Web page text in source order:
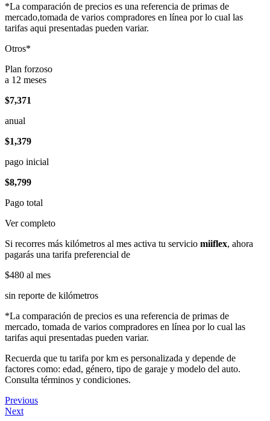
*La comparación de precios es una referencia de primas de
mercado,tomada de varios compradores en línea por lo cual las
tarifas aqui presentadas pueden variar.
Otros*
Plan forzoso
a 12 meses
$7,371
anual
$1,379
pago inicial
$8,799
Pago total
Ver completo
Si recorres más kilómetros al mes activa tu servicio miiflex, ahora
pagarás una tarifa preferencial de
$480 al mes
sin reporte de kilómetros
*La comparación de precios es una referencia de primas de
mercado, tomada de varios compradores en línea por lo cual las
tarifas aqui presentadas pueden variar.
Recuerda que tu tarifa por km es personalizada y depende de
factores como: edad, género, tipo de garaje y modelo del auto.
Consulta términos y condiciones.
Previous
Next